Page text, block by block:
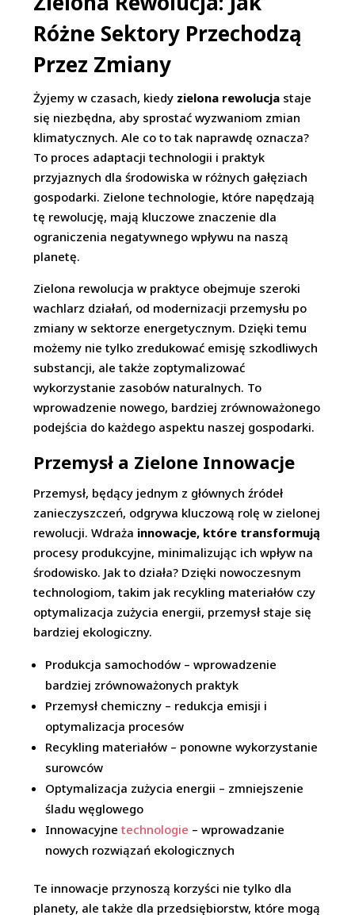
Różne Sektory Przechodzą
Przez Zmiany
Żyjemy w czasach, kiedy zielona rewolucja staje
się niezbędna, aby sprostać wyzwaniom zmian
klimatycznych. Ale co to tak naprawdę oznacza?
To proces adaptacji technologii i praktyk
przyjaznych dla środowiska w różnych gałęziach
gospodarki. Zielone technologie, które napędzają
tę rewolucję, mają kluczowe znaczenie dla
ograniczenia negatywnego wpływu na naszą
planetę.
Zielona rewolucja w praktyce obejmuje szeroki
wachlarz działań, od modernizacji przemysłu po
zmiany w sektorze energetycznym. Dzięki temu
możemy nie tylko zredukować emisję szkodliwych
substancji, ale także zoptymalizować
wykorzystanie zasobów naturalnych. To
wprowadzenie nowego, bardziej zrównoważonego
podejścia do każdego aspektu naszej gospodarki.
Przemysł a Zielone Innowacje
Przemysł, będący jednym z głównych źródeł
zanieczyszczeń, odgrywa kluczową rolę w zielonej
rewolucji. Wdraża innowacje, które transformują
procesy produkcyjne, minimalizując ich wpływ na
środowisko. Jak to działa? Dzięki nowoczesnym
technologiom, takim jak recykling materiałów czy
optymalizacja zużycia energii, przemysł staje się
bardziej ekologiczny.
Produkcja samochodów – wprowadzenie
bardziej zrównoważonych praktyk
Przemysł chemiczny – redukcja emisji i
optymalizacja procesów
Recykling materiałów – ponowne wykorzystanie
surowców
Optymalizacja zużycia energii – zmniejszenie
śladu węglowego
Innowacyjnetechnologie – wprowadzanie
nowych rozwiązań ekologicznych
Te innowacje przynoszą korzyści nie tylko dla
planety, ale także dla przedsiębiorstw, które mogą